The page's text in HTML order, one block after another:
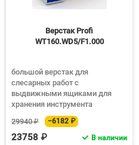
Верстак Profi
WT160.WD5/F1.000
большой верстак для
слесарных работ с
выдвижными ящиками для
хранения инструмента
29940 ₽
−6182 ₽
23758 ₽
В наличии